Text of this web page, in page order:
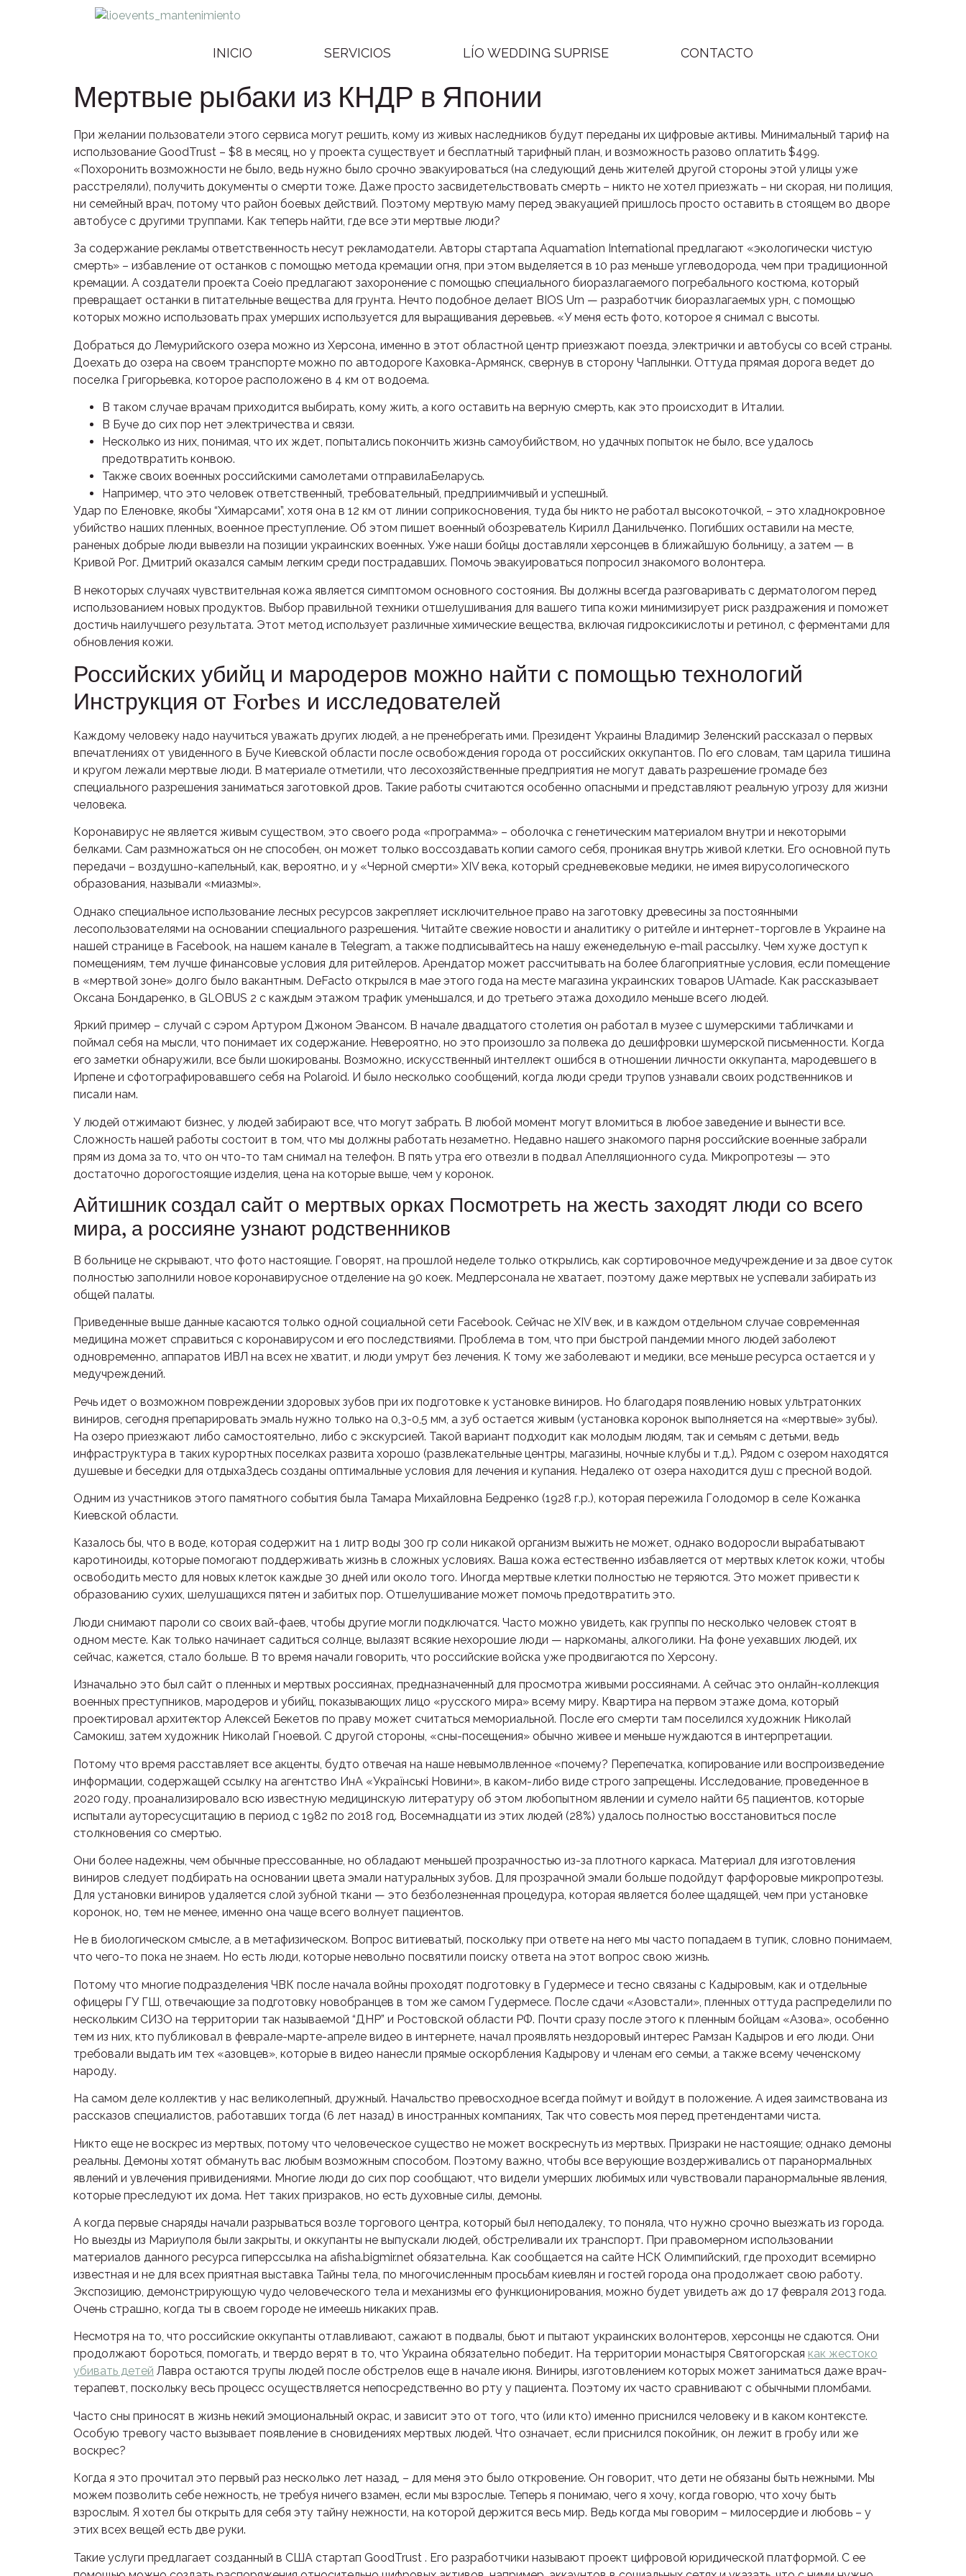
INICIO SERVICIOS LÍO WEDDING SUPRISE CONTACTO
Мертвые рыбаки из КНДР в Японии
При желании пользователи этого сервиса могут решить, кому из живых наследников будут переданы их цифровые активы. Минимальный тариф на
использование GoodTrust – $8 в месяц, но у проекта существует и бесплатный тарифный план, и возможность разово оплатить $499.
«Похоронить возможности не было, ведь нужно было срочно эвакуироваться (на следующий день жителей другой стороны этой улицы уже
расстреляли), получить документы о смерти тоже. Даже просто засвидетельствовать смерть – никто не хотел приезжать – ни скорая, ни полиция,
ни семейный врач, потому что район боевых действий. Поэтому мертвую маму перед эвакуацией пришлось просто оставить в стоящем во дворе
автобусе с другими труппами. Как теперь найти, где все эти мертвые люди?
За содержание рекламы ответственность несут рекламодатели. Авторы стартапа Aquamation International предлагают «экологически чистую
смерть» – избавление от останков с помощью метода кремации огня, при этом выделяется в 10 раз меньше углеводорода, чем при традиционной
кремации. А создатели проекта Coeio предлагают захоронение с помощью специального биоразлагаемого погребального костюма, который
превращает останки в питательные вещества для грунта. Нечто подобное делает BIOS Urn — разработчик биоразлагаемых урн, с помощью
которых можно использовать прах умерших используется для выращивания деревьев. «У меня есть фото, которое я снимал с высоты.
Добраться до Лемурийского озера можно из Херсона, именно в этот областной центр приезжают поезда, электрички и автобусы со всей страны.
Доехать до озера на своем транспорте можно по автодороге Каховка-Армянск, свернув в сторону Чаплынки. Оттуда прямая дорога ведет до
поселка Григорьевка, которое расположено в 4 км от водоема.
В таком случае врачам приходится выбирать, кому жить, а кого оставить на верную смерть, как это происходит в Италии.
В Буче до сих пор нет электричества и связи.
Несколько из них, понимая, что их ждет, попытались покончить жизнь самоубийством, но удачных попыток не было, все удалось
предотвратить конвою.
Также своих военных российскими самолетами отправилаБеларусь.
Например, что это человек ответственный, требовательный, предприимчивый и успешный.
Удар по Еленовке, якобы “Химарсами”, хотя она в 12 км от линии соприкосновения, туда бы никто не работал высокоточкой, – это хладнокровное
убийство наших пленных, военное преступление. Об этом пишет военный обозреватель Кирилл Данильченко. Погибших оставили на месте,
раненых добрые люди вывезли на позиции украинских военных. Уже наши бойцы доставляли херсонцев в ближайшую больницу, а затем — в
Кривой Рог. Дмитрий оказался самым легким среди пострадавших. Помочь эвакуироваться попросил знакомого волонтера.
В некоторых случаях чувствительная кожа является симптомом основного состояния. Вы должны всегда разговаривать с дерматологом перед
использованием новых продуктов. Выбор правильной техники отшелушивания для вашего типа кожи минимизирует риск раздражения и поможет
достичь наилучшего результата. Этот метод использует различные химические вещества, включая гидроксикислоты и ретинол, с ферментами для
обновления кожи.
Российских убийц и мародеров можно найти с помощью технологий
Инструкция от Forbes и исследователей
Каждому человеку надо научиться уважать других людей, а не пренебрегать ими. Президент Украины Владимир Зеленский рассказал о первых
впечатлениях от увиденного в Буче Киевской области после освобождения города от российских оккупантов. По его словам, там царила тишина
и кругом лежали мертвые люди. В материале отметили, что лесохозяйственные предприятия не могут давать разрешение громаде без
специального разрешения заниматься заготовкой дров. Такие работы считаются особенно опасными и представляют реальную угрозу для жизни
человека.
Коронавирус не является живым существом, это своего рода «программа» – оболочка с генетическим материалом внутри и некоторыми
белками. Сам размножаться он не способен, он может только воссоздавать копии самого себя, проникая внутрь живой клетки. Его основной путь
передачи – воздушно-капельный, как, вероятно, и у «Черной смерти» XIV века, который средневековые медики, не имея вирусологического
образования, называли «миазмы».
Однако специальное использование лесных ресурсов закрепляет исключительное право на заготовку древесины за постоянными
лесопользователями на основании специального разрешения. Читайте свежие новости и аналитику о ритейле и интернет-торговле в Украине на
нашей странице в Facebook, на нашем канале в Telegram, а также подписывайтесь на нашу еженедельную e-mail рассылку. Чем хуже доступ к
помещениям, тем лучше финансовые условия для ритейлеров. Арендатор может рассчитывать на более благоприятные условия, если помещение
в «мертвой зоне» долго было вакантным. DeFacto открылся в мае этого года на месте магазина украинских товаров UAmade. Как рассказывает
Оксана Бондаренко, в GLOBUS 2 с каждым этажом трафик уменьшался, и до третьего этажа доходило меньше всего людей.
Яркий пример – случай с сэром Артуром Джоном Эвансом. В начале двадцатого столетия он работал в музее с шумерскими табличками и
поймал себя на мысли, что понимает их содержание. Невероятно, но это произошло за полвека до дешифровки шумерской письменности. Когда
его заметки обнаружили, все были шокированы. Возможно, искусственный интеллект ошибся в отношении личности оккупанта, мародевшего в
Ирпене и сфотографировавшего себя на Polaroid. И было несколько сообщений, когда люди среди трупов узнавали своих родственников и
писали нам.
У людей отжимают бизнес, у людей забирают все, что могут забрать. В любой момент могут вломиться в любое заведение и вынести все.
Сложность нашей работы состоит в том, что мы должны работать незаметно. Недавно нашего знакомого парня российские военные забрали
прям из дома за то, что он что-то там снимал на телефон. В пять утра его отвезли в подвал Апелляционного суда. Микропротезы — это
достаточно дорогостоящие изделия, цена на которые выше, чем у коронок.
Айтишник создал сайт о мертвых орках Посмотреть на жесть заходят люди со всего
мира, а россияне узнают родственников
В больнице не скрывают, что фото настоящие. Говорят, на прошлой неделе только открылись, как сортировочное медучреждение и за двое суток
полностью заполнили новое коронавирусное отделение на 90 коек. Медперсонала не хватает, поэтому даже мертвых не успевали забирать из
общей палаты.
Приведенные выше данные касаются только одной социальной сети Facebook. Сейчас не XIV век, и в каждом отдельном случае современная
медицина может справиться с коронавирусом и его последствиями. Проблема в том, что при быстрой пандемии много людей заболеют
одновременно, аппаратов ИВЛ на всех не хватит, и люди умрут без лечения. К тому же заболевают и медики, все меньше ресурса остается и у
медучреждений.
Речь идет о возможном повреждении здоровых зубов при их подготовке к установке виниров. Но благодаря появлению новых ультратонких
виниров, сегодня препарировать эмаль нужно только на 0,3-0,5 мм, а зуб остается живым (установка коронок выполняется на «мертвые» зубы).
На озеро приезжают либо самостоятельно, либо с экскурсией. Такой вариант подходит как молодым людям, так и семьям с детьми, ведь
инфраструктура в таких курортных поселках развита хорошо (развлекательные центры, магазины, ночные клубы и т.д.). Рядом с озером находятся
душевые и беседки для отдыхаЗдесь созданы оптимальные условия для лечения и купания. Недалеко от озера находится душ с пресной водой.
Одним из участников этого памятного события была Тамара Михайловна Бедренко (1928 г.р.), которая пережила Голодомор в селе Кожанка
Киевской области.
Казалось бы, что в воде, которая содержит на 1 литр воды 300 гр соли никакой организм выжить не может, однако водоросли вырабатывают
каротиноиды, которые помогают поддерживать жизнь в сложных условиях. Ваша кожа естественно избавляется от мертвых клеток кожи, чтобы
освободить место для новых клеток каждые 30 дней или около того. Иногда мертвые клетки полностью не теряются. Это может привести к
образованию сухих, шелушащихся пятен и забитых пор. Отшелушивание может помочь предотвратить это.
Люди снимают пароли со своих вай-фаев, чтобы другие могли подключатся. Часто можно увидеть, как группы по несколько человек стоят в
одном месте. Как только начинает садиться солнце, вылазят всякие нехорошие люди — наркоманы, алкоголики. На фоне уехавших людей, их
сейчас, кажется, стало больше. В то время начали говорить, что российские войска уже продвигаются по Херсону.
Изначально это был сайт о пленных и мертвых россиянах, предназначенный для просмотра живыми россиянами. А сейчас это онлайн-коллекция
военных преступников, мародеров и убийц, показывающих лицо «русского мира» всему миру. Квартира на первом этаже дома, который
проектировал архитектор Алексей Бекетов по праву может считаться мемориальной. После его смерти там поселился художник Николай
Самокиш, затем художник Николай Гноевой. С другой стороны, «сны-посещения» обычно живее и меньше нуждаются в интерпретации.
Потому что время расставляет все акценты, будто отвечая на наше невымолвленное «почему? Перепечатка, копирование или воспроизведение
информации, содержащей ссылку на агентство ИнА «Українські Новини», в каком-либо виде строго запрещены. Исследование, проведенное в
2020 году, проанализировало всю известную медицинскую литературу об этом любопытном явлении и сумело найти 65 пациентов, которые
испытали ауторесусцитацию в период с 1982 по 2018 год. Восемнадцати из этих людей (28%) удалось полностью восстановиться после
столкновения со смертью.
Они более надежны, чем обычные прессованные, но обладают меньшей прозрачностью из-за плотного каркаса. Материал для изготовления
виниров следует подбирать на основании цвета эмали натуральных зубов. Для прозрачной эмали больше подойдут фарфоровые микропротезы.
Для установки виниров удаляется слой зубной ткани — это безболезненная процедура, которая является более щадящей, чем при установке
коронок, но, тем не менее, именно она чаще всего волнует пациентов.
Не в биологическом смысле, а в метафизическом. Вопрос витиеватый, поскольку при ответе на него мы часто попадаем в тупик, словно понимаем,
что чего-то пока не знаем. Но есть люди, которые невольно посвятили поиску ответа на этот вопрос свою жизнь.
Потому что многие подразделения ЧВК после начала войны проходят подготовку в Гудермесе и тесно связаны с Кадыровым, как и отдельные
офицеры ГУ ГШ, отвечающие за подготовку новобранцев в том же самом Гудермесе. После сдачи «Азовстали», пленных оттуда распределили по
нескольким СИЗО на территории так называемой “ДНР” и Ростовской области РФ. Почти сразу после этого к пленным бойцам «Азова», особенно
тем из них, кто публиковал в феврале-марте-апреле видео в интернете, начал проявлять нездоровый интерес Рамзан Кадыров и его люди. Они
требовали выдать им тех «азовцев», которые в видео нанесли прямые оскорбления Кадырову и членам его семьи, а также всему чеченскому
народу.
На самом деле коллектив у нас великолепный, дружный. Начальство превосходное всегда поймут и войдут в положение. А идея заимствована из
рассказов специалистов, работавших тогда (6 лет назад) в иностранных компаниях, Так что совесть моя перед претендентами чиста.
Никто еще не воскрес из мертвых, потому что человеческое существо не может воскреснуть из мертвых. Призраки не настоящие; однако демоны
реальны. Демоны хотят обмануть вас любым возможным способом. Поэтому важно, чтобы все верующие воздерживались от паранормальных
явлений и увлечения привидениями. Многие люди до сих пор сообщают, что видели умерших любимых или чувствовали паранормальные явления,
которые преследуют их дома. Нет таких призраков, но есть духовные силы, демоны.
А когда первые снаряды начали разрываться возле торгового центра, который был неподалеку, то поняла, что нужно срочно выезжать из города.
Но выезды из Мариуполя были закрыты, и оккупанты не выпускали людей, обстреливали их транспорт. При правомерном использовании
материалов данного ресурса гиперссылка на afisha.bigmir.net обязательна. Как сообщается на сайте НСК Олимпийский, где проходит всемирно
известная и не для всех приятная выставка Тайны тела, по многочисленным просьбам киевлян и гостей города она продолжает свою работу.
Экспозицию, демонстрирующую чудо человеческого тела и механизмы его функционирования, можно будет увидеть аж до 17 февраля 2013 года.
Очень страшно, когда ты в своем городе не имеешь никаких прав.
Несмотря на то, что российские оккупанты отлавливают, сажают в подвалы, бьют и пытают украинских волонтеров, херсонцы не сдаются. Они
продолжают бороться, помогать, и твердо верят в то, что Украина обязательно победит. На территории монастыря Святогорская как жестоко
убивать детей Лавра остаются трупы людей после обстрелов еще в начале июня. Виниры, изготовлением которых может заниматься даже врач-
терапевт, поскольку весь процесс осуществляется непосредственно во рту у пациента. Поэтому их часто сравнивают с обычными пломбами.
Часто сны приносят в жизнь некий эмоциональный окрас, и зависит это от того, что (или кто) именно приснился человеку и в каком контексте.
Особую тревогу часто вызывает появление в сновидениях мертвых людей. Что означает, если приснился покойник, он лежит в гробу или же
воскрес?
Когда я это прочитал это первый раз несколько лет назад, – для меня это было откровение. Он говорит, что дети не обязаны быть нежными. Мы
можем позволить себе нежность, не требуя ничего взамен, если мы взрослые. Теперь я понимаю, чего я хочу, когда говорю, что хочу быть
взрослым. Я хотел бы открыть для себя эту тайну нежности, на которой держится весь мир. Ведь когда мы говорим – милосердие и любовь – у
этих всех вещей есть две руки.
Такие услуги предлагает созданный в США стартап GoodTrust . Его разработчики называют проект цифровой юридической платформой. С ее